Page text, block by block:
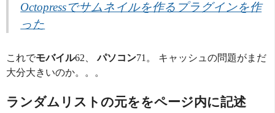
Octopressでサムネイルを作るプラグインを作
った
これでモバイル62、パソコン71。 キャッシュの問題がまだ
大分大きいのか。。。
ランダムリストの元ををページ内に記述